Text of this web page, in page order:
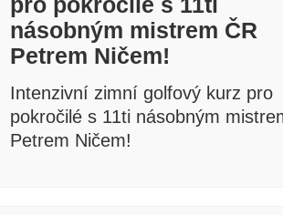
pro pokročilé s 11ti
násobným mistrem ČR
Petrem Ničem!
Intenzivní zimní golfový kurz pro
pokročilé s 11ti násobným
Petrem Ničem!